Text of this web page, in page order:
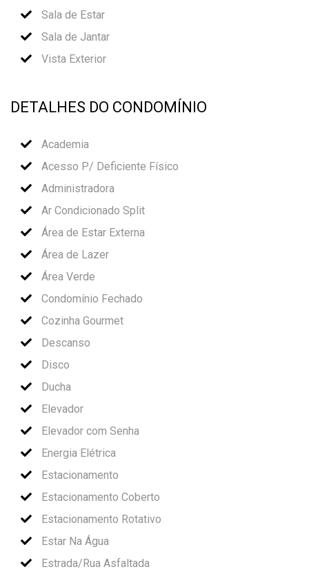
Sala de Estar
Sala de Jantar
Vista Exterior
DETALHES DO CONDOMÍNIO
Academia
Acesso P/ Deficiente Físico
Administradora
Ar Condicionado Split
Área de Estar Externa
Área de Lazer
Área Verde
Condomínio Fechado
Cozinha Gourmet
Descanso
Disco
Ducha
Elevador
Elevador com Senha
Energia Elétrica
Estacionamento
Estacionamento Coberto
Estacionamento Rotativo
Estar Na Água
Estrada/Rua Asfaltada